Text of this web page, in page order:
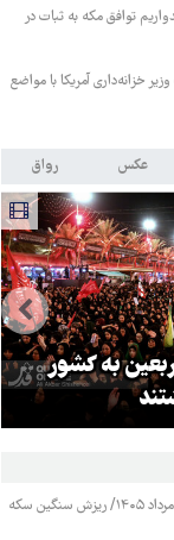
توافق مکه به ثبات در
خزانه‌داری آمریکا با مواضع
عکس رواق
به کشور
قیمت طلا و سکه یکشنبه ۱۱ مرداد ۱۴۰۵/ ریزش سنگین سکه